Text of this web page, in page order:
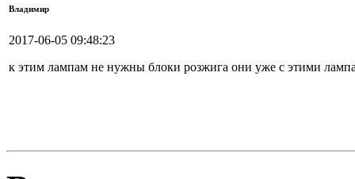
Владимир
2017-06-05 09:48:23
к этим лампам не нужны блоки розжига они уже с этими